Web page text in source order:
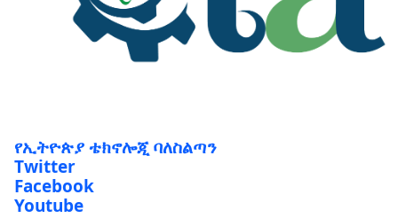
የኢትዮጵያ ቴክኖሎጂ ባለስልጣን
Twitter
Facebook
Youtube